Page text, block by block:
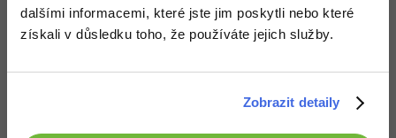
dalšími informacemi, které jste jim poskytli nebo které
získali v důsledku toho, že používáte jejich služby.
Zobrazit detaily
Michal Žůrek - misaz : 8.10.2015 19:08
nevím proč se nás ptáš, když jsi tvrdohlavý, odpovídáš si sám, a za
Abych pravdu řekl, tak mi přijde, že tablet je super, ale jestli
základní noťas a teprve pak přemýšlet nad tabletem. Jsi na VŠ,